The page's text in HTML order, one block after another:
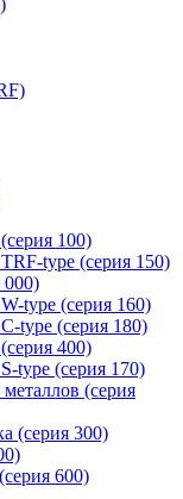
100)
type (серия 150)
type (серия 160)
type (серия 180)
400)
type (серия 170)
(серия
(серия 300)
600)